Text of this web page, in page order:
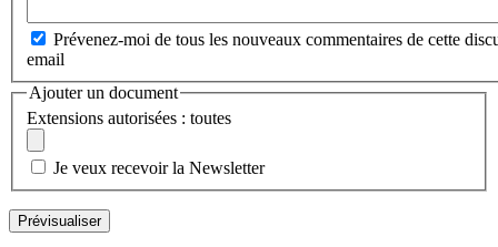
Prévenez-moi de tous les nouveaux commentaires de cette
email
Ajouter un document
Extensions autorisées : toutes
Je veux recevoir la Newsletter